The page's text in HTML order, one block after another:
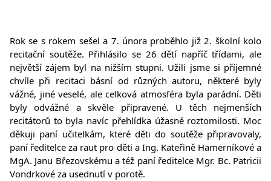
Rok se s rokem sešel a 7. února proběhlo již 2. školní kolo
recitační soutěže. Přihlásilo se 26 dětí napříč třídami, ale
největší zájem byl na nižším stupni. Užili jsme si příjemné
chvíle při recitaci básní od různých autoru, některé byly
vážné, jiné veselé, ale celková atmosféra byla parádní. Děti
byly odvážné a skvěle připravené. U těch nejmenších
recitátorů to byla navíc přehlídka úžasné roztomilosti. Moc
děkuji paní učitelkám, které děti do soutěže připravovaly,
paní ředitelce za raut pro děti a Ing. Kateřině Hamerníkové a
MgA. Janu Březovskému a též paní ředitelce Mgr. Bc. Patricii
Vondrkové za usednutí v porotě.